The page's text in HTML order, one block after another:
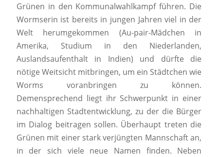
Grünen in den Kommunalwahlkampf führen. Die
Wormserin ist bereits in jungen Jahren viel in der
Welt herumgekommen (Au-pair-Mädchen in
Amerika, Studium in den Niederlanden,
Auslandsaufenthalt in Indien) und dürfte die
nötige Weitsicht mitbringen, um ein Städtchen wie
Worms voranbringen zu können.
Demensprechend liegt ihr Schwerpunkt in einer
nachhaltigen Stadtentwicklung, zu der die Bürger
im Dialog beitragen sollen. Überhaupt treten die
Grünen mit einer stark verjüngten Mannschaft an,
in der sich viele neue Namen finden. Neben